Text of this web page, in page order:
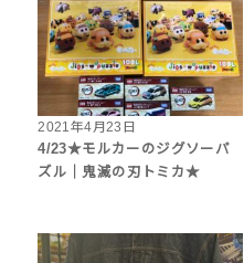
2021年4月23日
4/23★モルカーのジグソーパ
ズル｜鬼滅の刃トミカ★